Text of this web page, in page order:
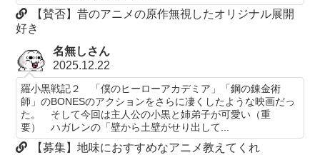
【賛否】昔のアニメの原作無視したオリジナル展開
好き
名無しさん
2025.12.22
羅小黒戦記２ 「僕のヒーローアカデミア」「鋼の錬金術
師」のBONESのアクションをさらに凄くしたような映画だっ
た。 そして今回は主人公の小黒と姉弟子が可愛い（重
要） ハガレンの「壁から土壁がせり出して...
【募集】地味におすすめなアニメ教えてくれ